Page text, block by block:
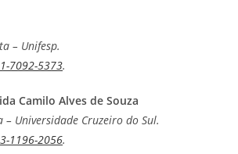
– Unifesp.
7092-5373.
Camilo Alves de Souza
Universidade Cruzeiro do Sul.
1196-2056.